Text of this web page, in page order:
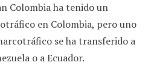
Colombia ha tenido un
en Colombia, pero uno
se ha transferido a
o a Ecuador.